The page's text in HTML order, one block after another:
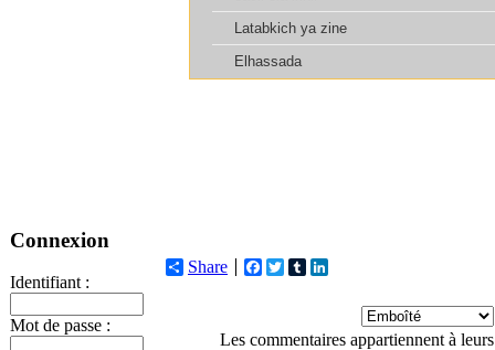
Connexion
Identifiant :
Mot de passe :
Share Facebook
TwitterTumblr
Les commentaires appartiennent à